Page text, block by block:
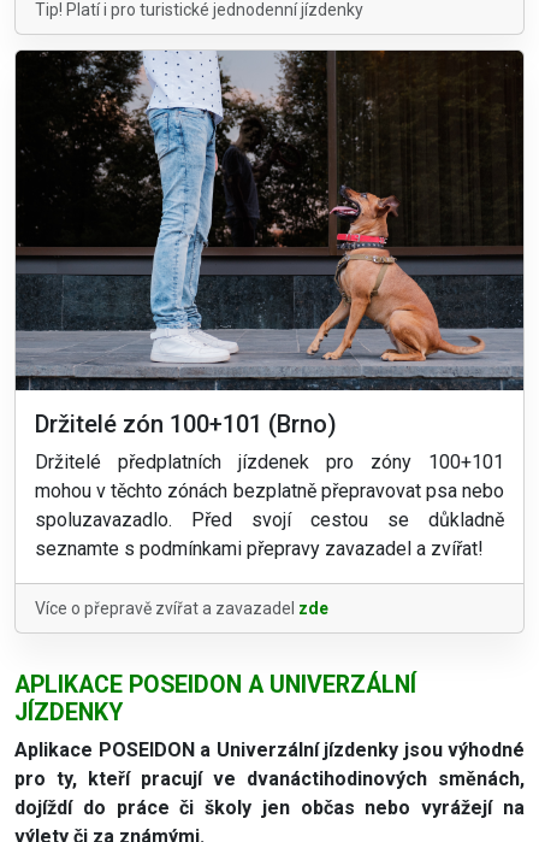
Tip! Platí i pro turistické jednodenní jízdenky
Držitelé zón 100+101 (Brno)
Držitelé předplatních jízdenek pro zóny 100+101
mohou v těchto zónách bezplatně přepravovat psa nebo
spoluzavazadlo. Před svojí cestou se důkladně
seznamte s podmínkami přepravy zavazadel a zvířat!
Více o přepravě zvířat a zavazadel zde
APLIKACE POSEIDON A UNIVERZÁLNÍ
JÍZDENKY
Aplikace POSEIDON a Univerzální jízdenky jsou výhodné
pro ty, kteří pracují ve dvanáctihodinových směnách,
dojíždí do práce či školy jen občas nebo vyrážejí na
výlety či za známými.